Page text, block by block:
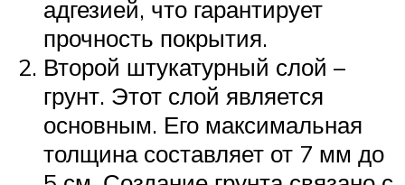
адгезией, что гарантирует
прочность покрытия.
Второй штукатурный слой –
грунт. Этот слой является
основным. Его максимальная
толщина составляет от 7 мм до